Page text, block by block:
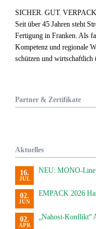
SICHER. GUT.
Seit über 45 Jahren steht
Fertigung in Franken. Als
Kom­petenz und regionale
schützen und wirtschaftlich
Partner & Zertifikate
Aktuelles
16.
JUL
NEU: MONO-Line
02.
JUN
EMPACK 2026
02.
APR
„Nahost-Konflikt“